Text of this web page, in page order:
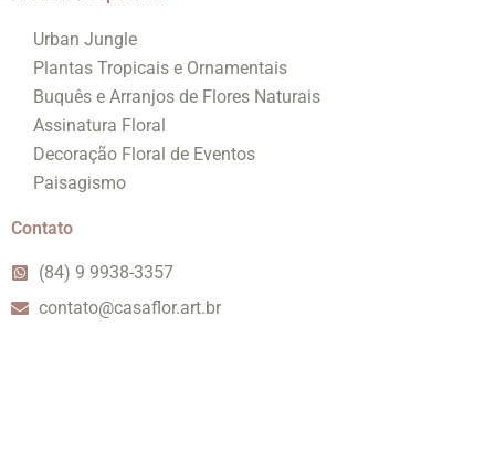
Urban Jungle
Plantas Tropicais e Ornamentais
Buquês e Arranjos de Flores Naturais
Assinatura Floral
Decoração Floral de Eventos
Paisagismo
Contato
(84) 9 9938-3357
contato@casaflor.art.br